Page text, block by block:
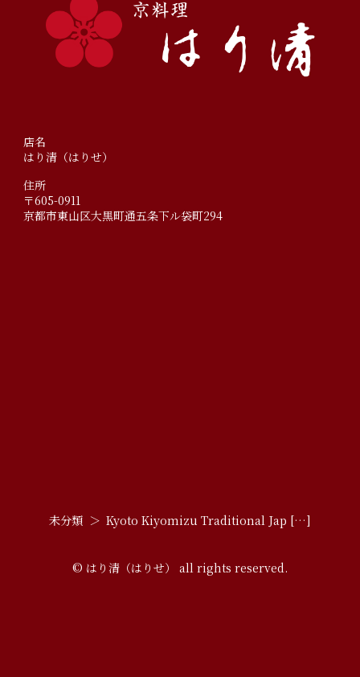
店名
はり清（はりせ）
住所
〒605-0911
京都市東山区大黒町通五条下ル袋町294
未分類 Kyoto Kiyomizu Traditional Jap […]
© はり清（はりせ） all rights reserved.